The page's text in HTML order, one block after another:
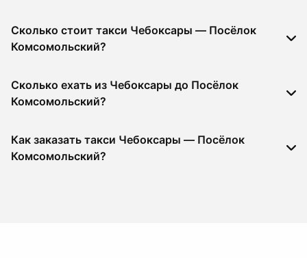
Сколько стоит такси Чебоксары — Посёлок
Комсомольский?
Сколько ехать из Чебоксары до Посёлок
Комсомольский?
Как заказать такси Чебоксары — Посёлок
Комсомольский?